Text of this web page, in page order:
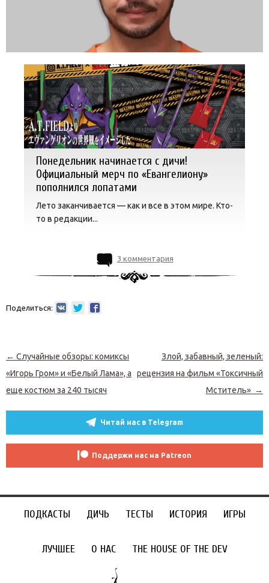
Понедельник начинается с дичи!
Официальный мерч по «Евангелиону»
пополнился лопатами
Лето заканчивается — как и все в этом мире. Кто-
то в редакции...
3 комментария
Поделиться:
Навигация по записям
← Случайные обзоры: комиксы
«Игорь Гром» и «Белый Лама», а
еще костюм за 240 тысяч
Злой, забавный, зеленый:
рецензия на фильм «Токсичный
Мститель» →
Читай нас в Telegram
Поддержи нас на Patreon
ПОДКАСТЫ ДИЧЬ ТЕСТЫ ИСТОРИЯ ИГРЫ
ЛУЧШЕЕ О НАС THE HOUSE OF THE DEV